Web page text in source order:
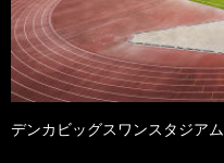
デンカビッグスワンスタジアム